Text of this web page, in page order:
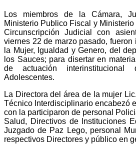
Los miembros de la Cámara,
Ministerio Publico Fiscal y
Circunscripción Judicial con
viernes 22 de marzo pasado,
la Mujer, Igualdad y Genero, del
los Sauces; para disertar en
de actuación
Adolescentes.
La Directora del área de la mujer
Técnico Interdisciplinario encabezó
con la participaron de personal
Salud, Directivos de Instituciones
Juzgado de Paz Lego, personal
respectivos Directores y público en